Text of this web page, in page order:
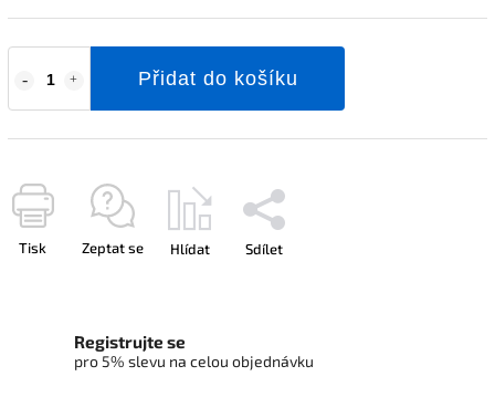
Přidat do košíku
Tisk Zeptat se Hlídat Sdílet
Registrujte se
pro 5% slevu na celou objednávku